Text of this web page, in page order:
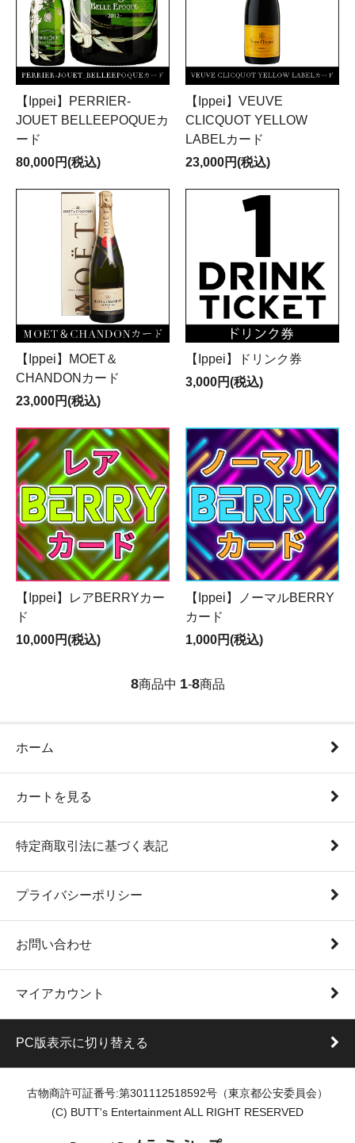
【Ippei】PERRIER-
JOUET BELLEEPOQUEカ
ード
80,000円(税込)
【Ippei】VEUVE
CLICQUOT YELLOW
LABELカード
23,000円(税込)
【Ippei】MOET＆
CHANDONカード
23,000円(税込)
【Ippei】ドリンク券
3,000円(税込)
【Ippei】レアBERRYカー
ド
10,000円(税込)
【Ippei】ノーマルBERRY
カード
1,000円(税込)
8商品中 1-8商品
ホーム
カートを見る
特定商取引法に基づく表記
プライバシーポリシー
お問い合わせ
マイアカウント
PC版表示に切り替える
古物商許可証番号:第301112518592号（東京都公安委員会）
(C) BUTT's Entertainment ALL RIGHT RESERVED